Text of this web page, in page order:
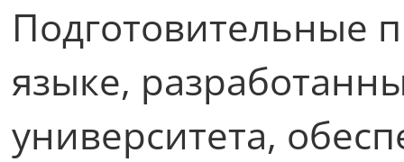
Подготовительные
языке,
университета,